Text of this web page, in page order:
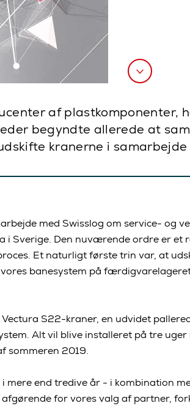
af plastkomponenter,
begyndte allerede at
kranerne i samarbejde
med Swisslog om service- og
i Sverige. Den nuværende ordre er et
Et naturligt første trin var, at
banesystem på
S22-kraner, en udvidet
Alt vil blive installeret på tre uger
sommeren 2019.
mere end tredive år - i kombination
for vores valg af partner,